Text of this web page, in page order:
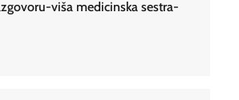
viša medicinska sestra-